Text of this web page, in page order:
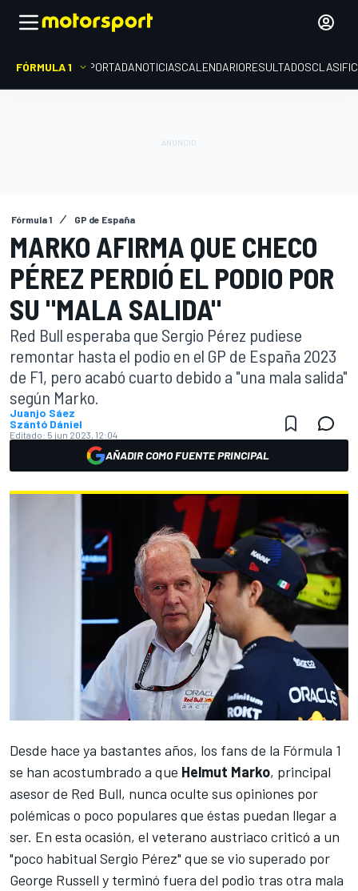
FÓRMULA 1 PORTADANOTICIASCALENDARIORESULTADOS
Fórmula 1 GP de España
MARKO AFIRMA QUE CHECO
PÉREZ PERDIÓ EL PODIO POR
SU "MALA SALIDA"
Red Bull esperaba que Sergio Pérez pudiese
remontar hasta el podio en el GP de España 2023
de F1, pero acabó cuarto debido a "una mala salida"
según Marko.
Juanjo Sáez
Szántó Dániel
Editado: 5 jun 2023, 12:04
AÑADIR COMO FUENTE PRINCIPAL
Desde hace ya bastantes años, los fans de la Fórmula 1
se han acostumbrado a que Helmut Marko, principal
asesor de Red Bull, nunca oculte sus opiniones por
polémicas o poco populares que éstas puedan llegar a
ser. En esta ocasión, el veterano austriaco criticó a un
"poco habitual Sergio Pérez" que se vio superado por
George Russell y terminó fuera del podio tras otra mala